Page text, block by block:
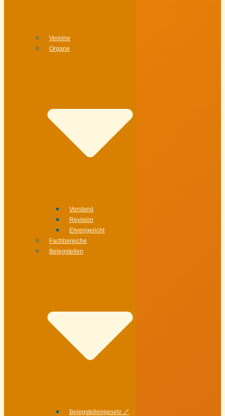
Vereine
Organe
Vorstand
Revision
Ehrengericht
Fachbereiche
Belegstellen
Belegstellengesetz 🔗